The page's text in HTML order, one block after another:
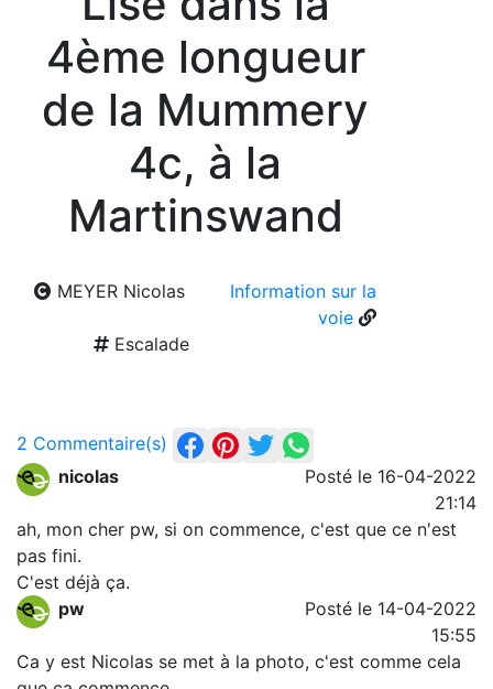
4ème longueur
de la Mummery
4c, à la
Martinswand
MEYER Nicolas
Information sur la
voie
Escalade
2 Commentaire(s)
nicolas
Posté le 16-04-2022
21:14
ah, mon cher pw, si on commence, c'est que ce n'est
pas fini.
C'est déjà ça.
pw
Posté le 14-04-2022
15:55
Ca y est Nicolas se met à la photo, c'est comme cela